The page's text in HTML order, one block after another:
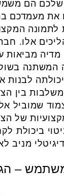
הם
את מעמדכם
לתמונה
אלו.
מביאות
המשתנה בשוק
לבנות
בין
צמוד שמוביל
של
ביכולת
מניב
–